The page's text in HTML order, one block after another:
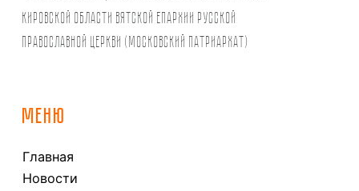
Кировской области Вятской Епархии Русской
Православной Церкви (Московский Патриархат)
МЕНЮ
Главная
Новости